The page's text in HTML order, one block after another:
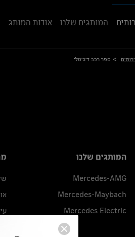
המותגים שלנו אודות המותג
> ספר רכב דיגיטלי
המותגים שלנו
Mercedes-AMG
Mercedes-Maybach
Mercedes Electric